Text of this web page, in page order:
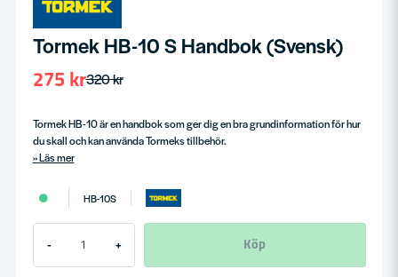
Tormek HB-10 S Handbok (Svensk)
320 kr
275 kr
Tormek HB-10 är en handbok som ger dig en bra grundinformation för hur
du skall och kan använda Tormeks tillbehör.
Läs mer
HB-10S
- + Köp